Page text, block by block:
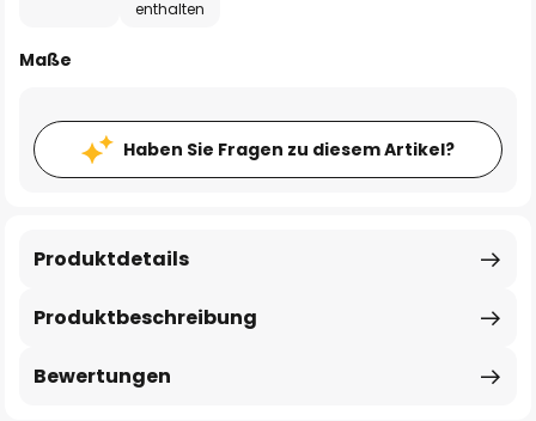
enthalten
Maße
Haben Sie Fragen zu diesem Artikel?
Produktbeschreibung
Produktdetails
Bewertungen